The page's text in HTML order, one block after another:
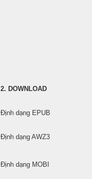
2. DOWNLOAD
Định dạng EPUB
Định dạng AWZ3
Định dạng MOBI